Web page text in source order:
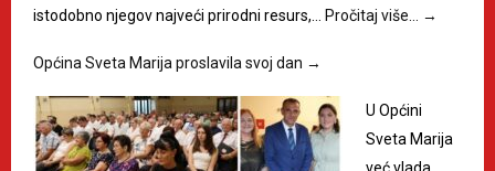
istodobno njegov najveći prirodni resurs,…
Pročitaj više… →
Općina Sveta Marija proslavila svoj dan →
U Općini
Sveta Marija